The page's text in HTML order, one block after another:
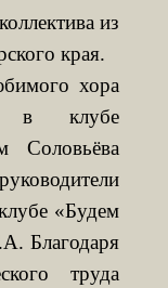
из
края.
хора
в клубе
Соловьёва
«Будем
Благодаря
труда